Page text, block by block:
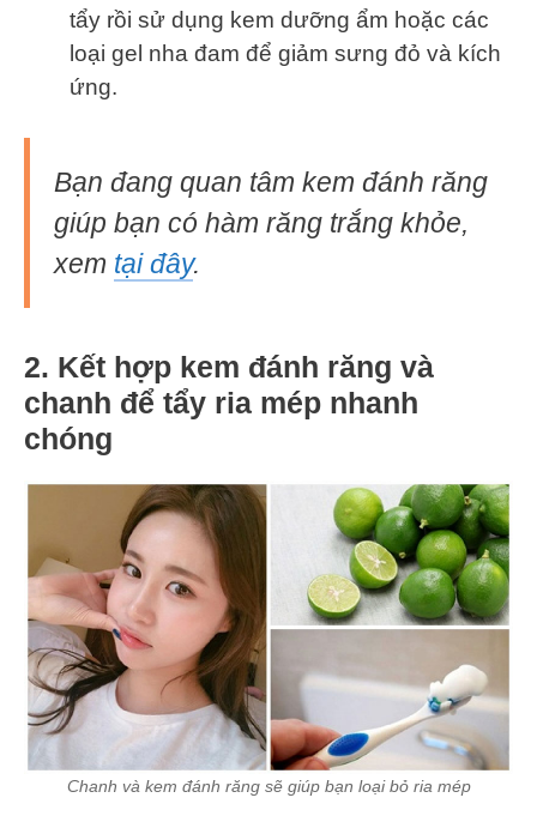
tẩy rồi sử dụng kem dưỡng ẩm hoặc các
loại gel nha đam để giảm sưng đỏ và kích
ứng.
Bạn đang quan tâm kem đánh răng
giúp bạn có hàm răng trắng khỏe,
xem tại đây.
2. Kết hợp kem đánh răng và
chanh để tẩy ria mép nhanh
chóng
Chanh và kem đánh răng sẽ giúp bạn loại bỏ ria mép